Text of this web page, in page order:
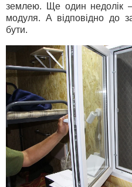
землею. Ще один недолік
модуля. А відповідно до
бути.